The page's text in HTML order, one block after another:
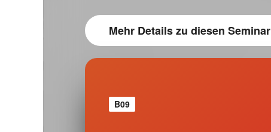
Mehr Detailszu diesen Seminar
B09